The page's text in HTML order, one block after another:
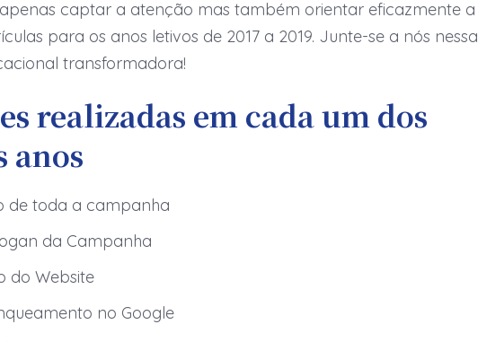
apenas captar a atenção mas também orientar eficazmente a
para os anos letivos de 2017 a 2019. Junte-se a nós nessa
transformadora!
realizadas em cada um dos
anos
de toda a campanha
da Campanha
do Website
no Google